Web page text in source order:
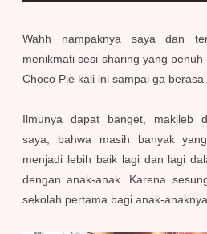
Wahh nampaknya saya dan
menikmati sesi sharing yang
Choco Pie kali ini sampai ga berasa
Ilmunya dapat banget, makjleb
saya, bahwa masih banyak
menjadi lebih baik lagi dan lagi
dengan anak-anak. Karena
sekolah pertama bagi anak-anaknya.